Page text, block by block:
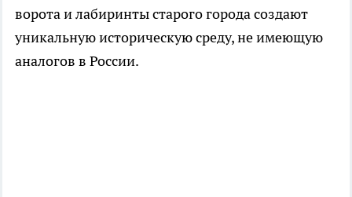
ворота и лабиринты старого города создают
уникальную историческую среду, не имеющую
аналогов в России.